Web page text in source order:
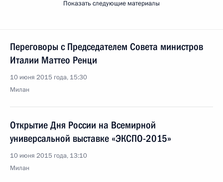
Показать следующие материалы
Переговоры с Председателем Совета министров
Италии Маттео Ренци
10 июня 2015 года, 15:30
Милан
Открытие Дня России на Всемирной
универсальной выставке «ЭКСПО-2015»
10 июня 2015 года, 13:10
Милан